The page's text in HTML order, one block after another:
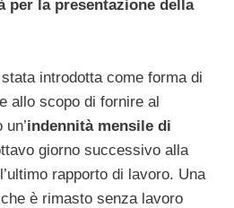
per la presentazione della
introdotta come forma di
allo scopo di fornire al
indennità mensile di
giorno successivo alla
rapporto di lavoro. Una
è rimasto senza lavoro